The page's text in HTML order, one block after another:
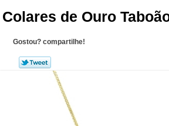
Colares de Ouro
Gostou? compartilhe!